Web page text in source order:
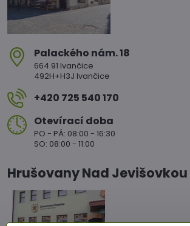
Palackého nám​. 18
664 91 Ivančice
492H+H3J Ivančice
+420 725 540 170
Otevírací doba
PO - PÁ: 08:00 - 16:30
SO: 08:00 - 11:00
Hrušovany Nad Jevišovkou